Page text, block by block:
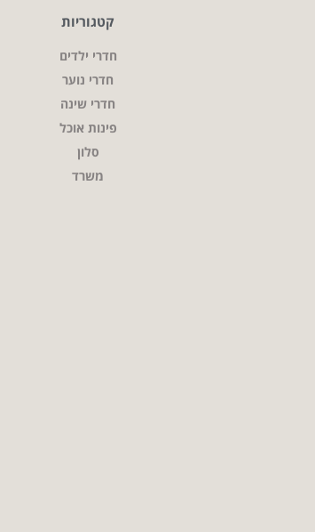
קטגוריות
חדרי ילדים
חדרי נוער
חדרי שינה
פינות אוכל
סלון
משרד